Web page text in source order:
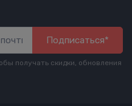
Подписаться*
получать скидки, обновления